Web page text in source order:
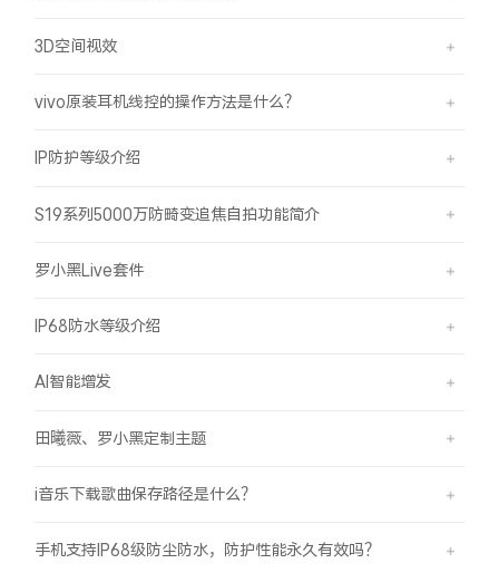
3D空间视效
vivo原装耳机线控的操作方法是什么？
IP防护等级介绍
S19系列5000万防畸变追焦自拍功能简介
罗小黑Live套件
IP68防水等级介绍
AI智能增发
田曦薇、罗小黑定制主题
i音乐下载歌曲保存路径是什么？
手机支持IP68级防尘防水，防护性能永久有效吗？